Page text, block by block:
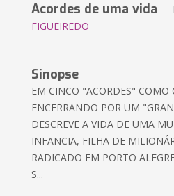
Acordes de uma vida
FIGUEIREDO
Sinopse
EM CINCO "ACORDES" COMO
ENCERRANDO POR UM
DESCREVE A VIDA DE UMA
INFANCIA, FILHA DE
RADICADO EM PORTO
S...